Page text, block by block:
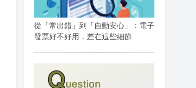
從「常出錯」到「自動安心」：電子
發票好不好用，差在這些細節